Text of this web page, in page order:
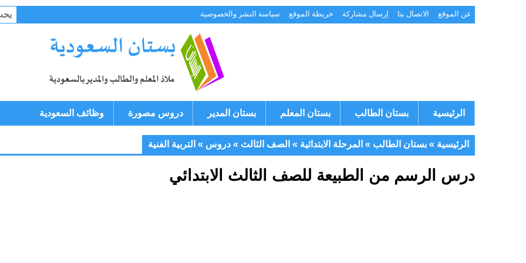
عن الموقع الاتصال بنا إرسال مشاركة خريطة الموقع سياسة النشر والخصوصية
عن:
الرئيسية بستان الطالب بستان المعلم بستان المدير دروس مصورة وظائف السعودية
الرئيسية » بستان الطالب » المرحلة الابتدائية » الصف الثالث » دروس » التربية الفنية
درس الرسم من الطبيعة للصف الثالث الابتدائي